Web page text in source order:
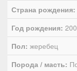
Страна рождения:
Год рождения:
Пол: жеребец
Порода / масть: